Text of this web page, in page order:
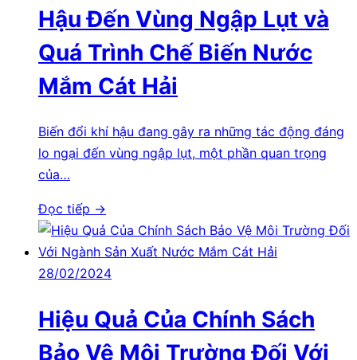
Hậu Đến Vùng Ngập Lụt và
Quá Trình Chế Biến Nước
Mắm Cát Hải
Biến đổi khí hậu đang gây ra những tác động đáng
lo ngại đến vùng ngập lụt, một phần quan trọng
của…
Đọc tiếp →
28/02/2024
Hiệu Quả Của Chính Sách
Bảo Vệ Môi Trường Đối Với